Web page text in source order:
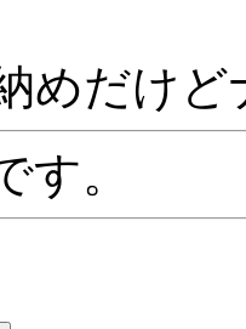
めだけど
す。